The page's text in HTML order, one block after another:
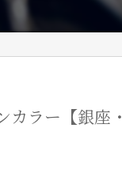
カラー【銀座